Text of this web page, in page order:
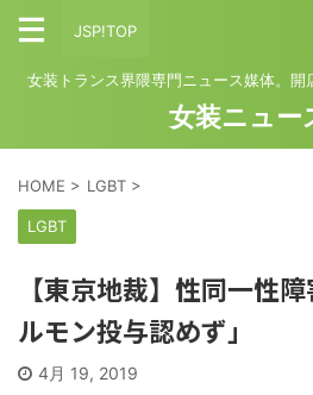
JSP!TOP
女装トランス界隈専門ニュース媒体。
女装ニュー
HOME > LGBT >
LGBT
【東京地裁】性同一性
ルモン投与認めず」
4月 19, 2019